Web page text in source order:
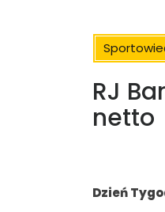
RJ
netto
Dzień